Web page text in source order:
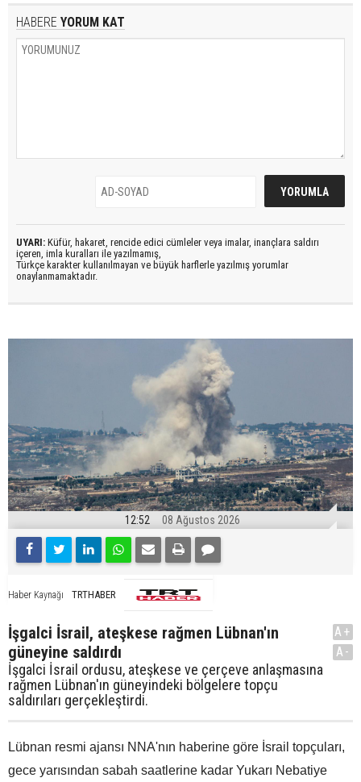
HABERE YORUM KAT
UYARI: Küfür, hakaret, rencide edici cümleler veya imalar, inançlara saldırı
içeren, imla kuralları ile yazılmamış,
Türkçe karakter kullanılmayan ve büyük harflerle yazılmış yorumlar
onaylanmamaktadır.
12:52 08 Ağustos 2026
Haber Kaynağı TRTHABER
İşgalci İsrail, ateşkese rağmen Lübnan'ın
güneyine saldırdı
İşgalci İsrail ordusu, ateşkese ve çerçeve anlaşmasına
rağmen Lübnan'ın güneyindeki bölgelere topçu
saldırıları gerçekleştirdi.
A+
A-
Lübnan resmi ajansı NNA'nın haberine göre İsrail topçuları,
gece yarısından sabah saatlerine kadar Yukarı Nebatiye